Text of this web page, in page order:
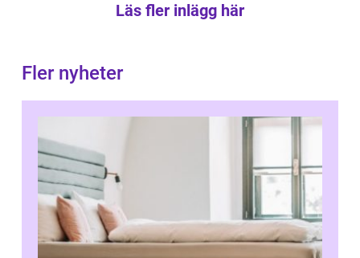
Läs fler inlägg här
Fler nyheter